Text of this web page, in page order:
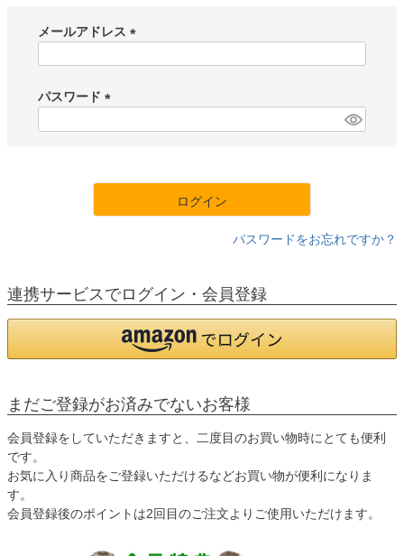
メールアドレス
)
パスワード
ログイン
パスワードをお忘れですか？
連携サービスでログイン・会員登録
まだご登録がお済みでないお客様
会員登録をしていただきますと、二度目のお買い物時にとても便利
です。
お気に入り商品をご登録いただけるなどお買い物が便利になりま
す。
会員登録後のポイントは2回目のご注文よりご使用いただけます。